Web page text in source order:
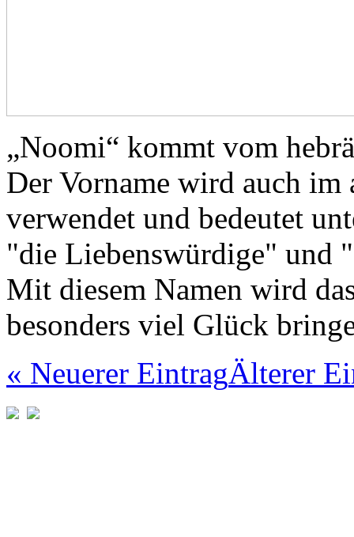
„Noomi“ kommt vom
Der Vorname wird auch im
verwendet und bedeutet
"die Liebenswürdige" und
Mit diesem Namen wird
besonders viel Glück
« Neuerer EintragÄlterer